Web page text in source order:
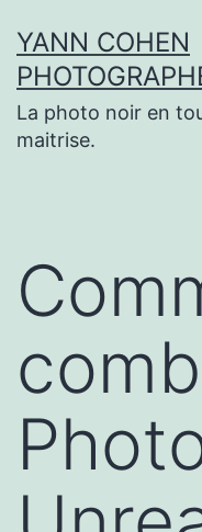
au
contenu
YANN COHEN
La photo noir en
maitrise.